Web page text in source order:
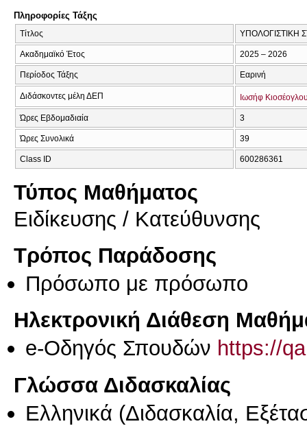
Πληροφορίες Τάξης
Τίτλος ΥΠΟΛΟΓΙΣΤΙΚΗ
Ακαδημαϊκό Έτος 2025 – 2026
Περίοδος Τάξης Εαρινή
Διδάσκοντες μέλη ΔΕΠ Ιωσήφ
Ώρες Εβδομαδιαία 3
Ώρες Συνολικά 39
Class ID 600286361
Τύπος Μαθήματος
Eιδίκευσης / Kατεύθυνσης
Τρόπος Παράδοσης
Πρόσωπο με πρόσωπο
Ηλεκτρονική Διάθεση
e-Οδηγός Σπουδών https://
Γλώσσα Διδασκαλίας
Ελληνικά (Διδασκαλία,